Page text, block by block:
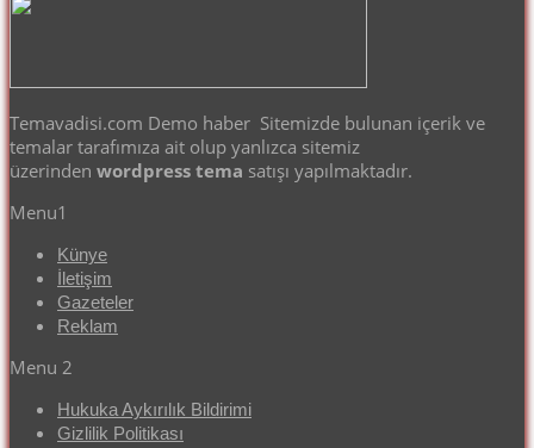
Temavadisi.com Demo haber Sitemizde bulunan içerik ve
temalar tarafımıza ait olup yanlızca sitemiz
üzerinden wordpress tema satışı yapılmaktadır.
Menu1
Künye
İletişim
Gazeteler
Reklam
Menu 2
Hukuka Aykırılık Bildirimi
Gizlilik Politikası